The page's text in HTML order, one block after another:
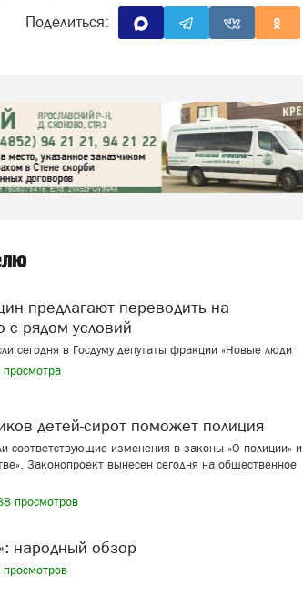
Поделиться:
с рядом условий
сегодня в Госдуму депутаты фракции «Новые люди
детей-сирот поможет полиция
соответствующие изменения в законы «О полиции» и
Законопроект вынесен сегодня на общественное
просмотров
народный обзор